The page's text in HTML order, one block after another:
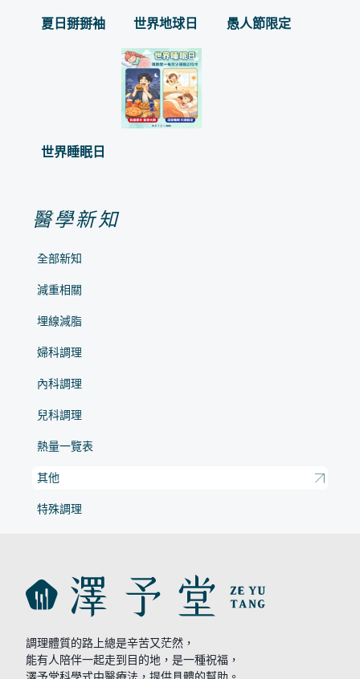
醫學新知
全部新知
減重相關
埋線減脂
婦科調理
內科調理
兒科調理
熱量一覽表
其他
特殊調理
夏日掰掰袖 世界地球日 愚人節限定
世界睡眠日
調理體質的路上總是辛苦又茫然，
能有人陪伴一起走到目的地，是一種祝福，